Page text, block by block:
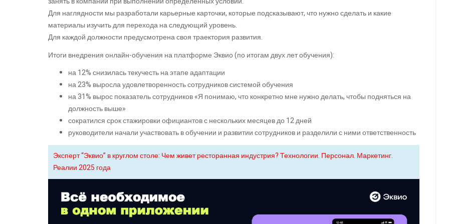
Для наглядности мы разработали карьерные карточки, которые подсказывают, что нужно сделать и какие
материалы изучить для перехода на следующий уровень.
Для каждой должности предусмотрена своя траектория развития.
Итоги внедрения онлайн-обучения на платформе Эквио (по итогам двух лет обучения):
на 12% снизилась текучесть на этапе адаптации
на 23% выросла удовлетворенность сотрудников системой обучения
на 31% вырос показатель сотрудников «Я понимаю, что конкретно мне нужно делать, чтобы подняться на
должность выше»
сократился срок стажировки официантов с нескольких месяцев до 12 дней
руководители начали участвовать в обучении и развитии сотрудников и разделили с ними ответственность
Эксперт “Эквио” в круглом столе: Чем живет ресторанная индустрия? Технологии. Персонал. Маркетинг.
Реалии 2025 года